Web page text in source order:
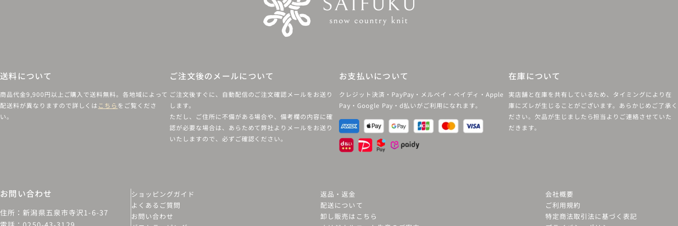
送料について
商品代金9,900円以上ご購入で送料無料。各地域によって
配送料が異なりますので詳しくは こちら をご覧くださ
い。
ご注文後のメールについて
ご注文後すぐに、自動配信のご注文確認メールをお送り
します。
ただし、ご住所に不備がある場合や、備考欄の内容に確
認が必要な場合は、あらためて弊社よりメールをお送り
いたしますので、必ずご確認ください。
お支払いについて
クレジット決済・PayPay・メルペイ・ペイディ・Apple
Pay・Google Pay・d払いがご利用になれます。
在庫について
実店舗と在庫を共有しているため、タイミングにより在
庫にズレが生じることがございます。あらかじめご了承く
ださい。欠品が生じましたら担当よりご連絡させていた
だきます。
お問い合わせ
住所：新潟県五泉市寺沢1-6-37
ショッピングガイド
よくあるご質問
お問い合わせ
返品・返金
配送について
卸し販売はこちら
会社概要
ご利用規約
特定商法取引法に基づく表記